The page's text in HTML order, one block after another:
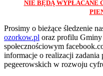
NIE BĘDĄ WYPŁACANE
Prosimy o bieżące śledzenie
ozorkow.pl oraz profilu
społecznościowym
informacje o realizacji
pegeerowskich w rozwoju